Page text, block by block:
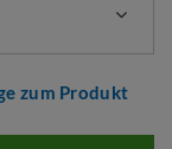
zum Produkt